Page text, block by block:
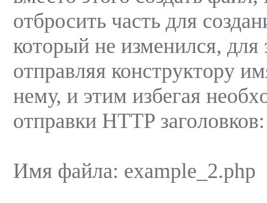
отбросить часть для
который не изменился, для
отправляя конструктору
нему, и этим избегая
отправки HTTP заголовков:
Имя файла: example_2.php